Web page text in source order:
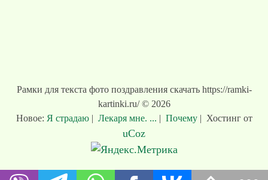
Рамки для текста фото поздравления скачать https://ramki-
kartinki.ru/ © 2026
Новое: Я страдаю | Лекаря мне. ... | Почему | Хостинг от
uCoz